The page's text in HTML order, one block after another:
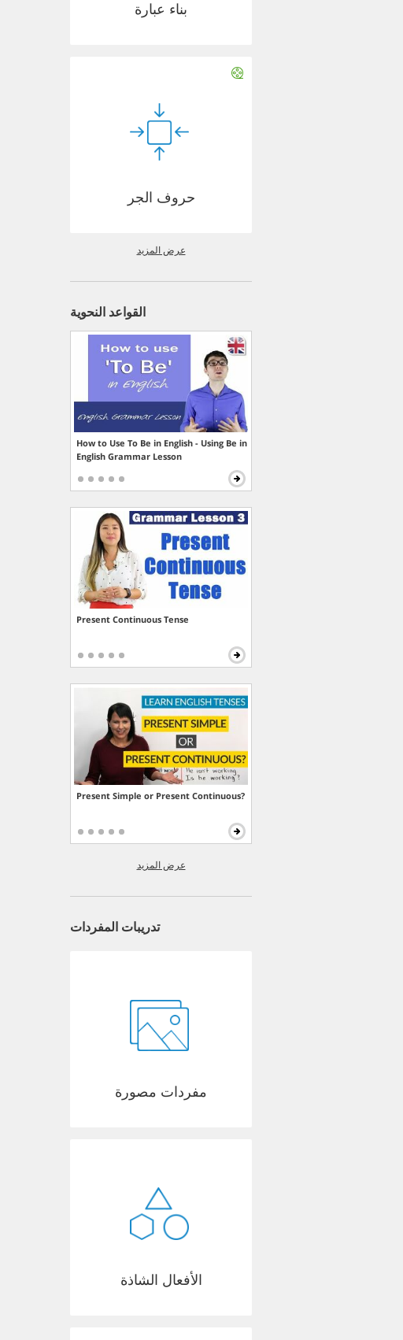
بناء عبارة
حروف الجر
عرض المزيد
القواعد النحوية
How to Use To Be in English - Using Be in
English Grammar Lesson
Present Continuous Tense
Present Simple or Present Continuous?
عرض المزيد
تدريبات المفردات
مفردات مصورة
الأفعال الشاذة